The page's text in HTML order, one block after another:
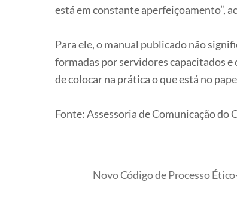
está em constante aperfeiçoamento”,
Para ele, o manual publicado não
formadas por servidores capacitados e
de colocar na prática o que está no
Fonte: Assessoria de Comunicação do
Novo Código de Processo